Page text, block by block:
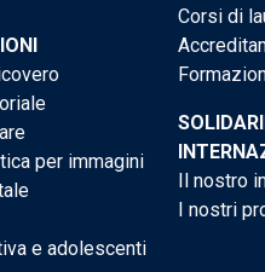
per immagini
e adolescenti
Corsi di
Il nostro
I nostri